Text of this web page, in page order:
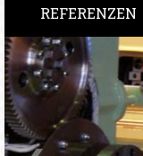
REFERENZEN